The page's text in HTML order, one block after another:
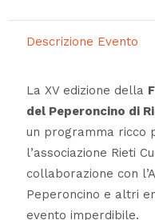
Descrizione Evento
La XV edizione della
del Peperoncino di
un programma ricco
l’associazione Rieti
collaborazione con
Peperoncino e altri
evento imperdibile.